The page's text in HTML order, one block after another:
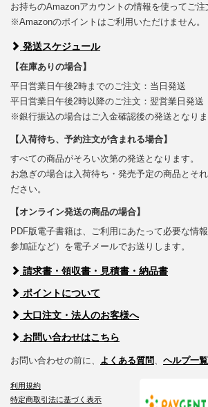
お持ちのAmazonアカウントの情報を使ってご注
※Amazonのポイントはご利用いただけません。
発送スケジュール
【在庫ありの場合】
平日営業日午後2時までのご注文：当日発送
平日営業日午後2時以降のご注文：翌営業日発送
※銀行振込の場合はご入金確認後の発送となりま
【入荷待ち、予約注文が含まれる場合】
すべての商品がそろい次第の発送となります。
お急ぎの場合は入荷待ち・発売予定の商品とそ
ださい。
【オンライン発送の商品の場合】
PDF版電子書籍は、ご利用にあたって必要な情
参加証など）を電子メールでお送りします。
請求書・領収書・見積書・納品書
ポイントについて
大口注文・法人のお客様へ
お問い合わせはこちら
お問い合わせの前に、 よくある質問 ヘルプ一覧
利用規約
特定商取引法に基づく表示